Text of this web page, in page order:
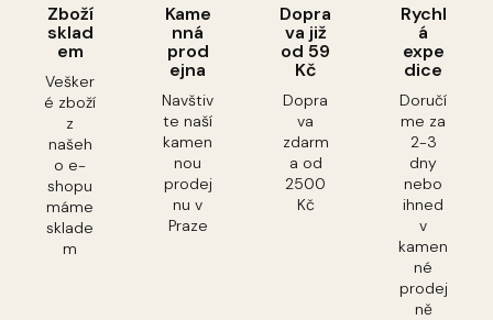
Zboží
sklad
em
Vešker
é zboží
z
našeh
o e-
shopu
máme
sklade
m
Kame
nná
prod
ejna
Navštiv
te naší
kamen
nou
prodej
nu v
Praze
Dopra
va již
od 59
Kč
Dopra
va
zdarm
a od
2500
Kč
Rychl
á
expe
dice
Doručí
me za
2-3
dny
nebo
ihned
v
kamen
né
prodej
ně